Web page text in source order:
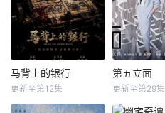
马背上的银行
更新至第12集
第五立面
更新至第29集